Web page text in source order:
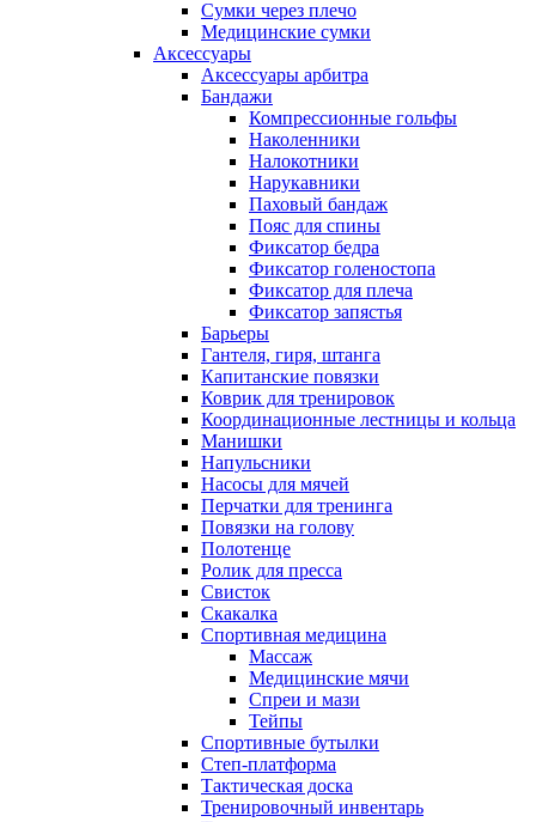
Сумки через плечо
Медицинские сумки
Аксессуары
Аксессуары арбитра
Бандажи
Компрессионные гольфы
Наколенники
Налокотники
Нарукавники
Паховый бандаж
Пояс для спины
Фиксатор бедра
Фиксатор голеностопа
Фиксатор для плеча
Фиксатор запястья
Барьеры
Гантеля, гиря, штанга
Капитанские повязки
Коврик для тренировок
Координационные лестницы и кольца
Манишки
Напульсники
Насосы для мячей
Перчатки для тренинга
Повязки на голову
Полотенце
Ролик для пресса
Свисток
Скакалка
Спортивная медицина
Массаж
Медицинские мячи
Спреи и мази
Тейпы
Спортивные бутылки
Степ-платформа
Тактическая доска
Тренировочный инвентарь